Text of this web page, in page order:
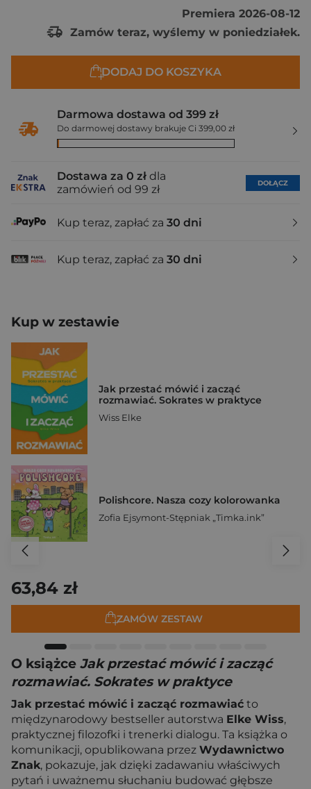
Premiera 2026-08-12
Zamów teraz, wyślemy w poniedziałek.
DODAJ DO KOSZYKA
Darmowa dostawa od 399 zł
Do darmowej dostawy brakuje Ci 399,00 zł
Dostawa za 0 zł dla
zamówień od 99 zł
DOŁĄCZ
Kup teraz, zapłać za 30 dni
Kup teraz, zapłać za 30 dni
Kup w zestawie
Jak przestać mówić i zacząć
rozmawiać. Sokrates w praktyce
Wiss Elke
Polishcore. Nasza cozy kolorowanka
Zofia Ejsymont-Stępniak „Timka.ink”
63,84 zł
ZAMÓW ZESTAW
O książce Jak przestać mówić i zacząć
rozmawiać. Sokrates w praktyce
Jak przestać mówić i zacząć rozmawiać to
międzynarodowy bestseller autorstwa Elke Wiss,
praktycznej filozofki i trenerki dialogu. Ta książka o
komunikacji, opublikowana przez Wydawnictwo
Znak, pokazuje, jak dzięki zadawaniu właściwych
pytań i uważnemu słuchaniu budować głębsze